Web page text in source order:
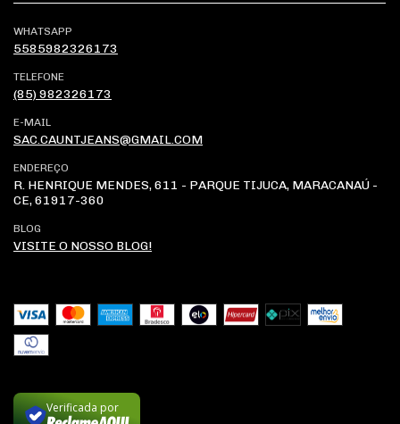
WHATSAPP
5585982326173
TELEFONE
(85) 982326173
E-MAIL
SAC.CAUNTJEANS@GMAIL.COM
ENDEREÇO
R. HENRIQUE MENDES, 611 - PARQUE TIJUCA, MARACANAÚ -
CE, 61917-360
BLOG
VISITE O NOSSO BLOG!
Verificada por